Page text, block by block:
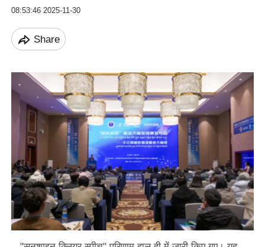
08:53:46 2025-11-30
Share